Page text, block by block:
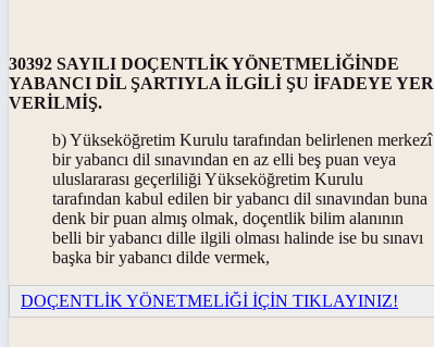
30392 SAYILI DOÇENTLİK YÖNETMELİĞİNDE
YABANCI DİL ŞARTIYLA İLGİLİ ŞU İFADEYE YER
VERİLMİŞ.
b) Yükseköğretim Kurulu tarafından belirlenen merkezî
bir yabancı dil sınavından en az elli beş puan veya
uluslararası geçerliliği Yükseköğretim Kurulu
tarafından kabul edilen bir yabancı dil sınavından buna
denk bir puan almış olmak, doçentlik bilim alanının
belli bir yabancı dille ilgili olması halinde ise bu sınavı
başka bir yabancı dilde vermek,
DOÇENTLİK YÖNETMELİĞİ İÇİN TIKLAYINIZ!